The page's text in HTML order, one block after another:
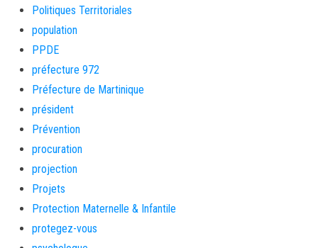
Politiques Territoriales
population
PPDE
préfecture 972
Préfecture de Martinique
président
Prévention
procuration
projection
Projets
Protection Maternelle & Infantile
protegez-vous